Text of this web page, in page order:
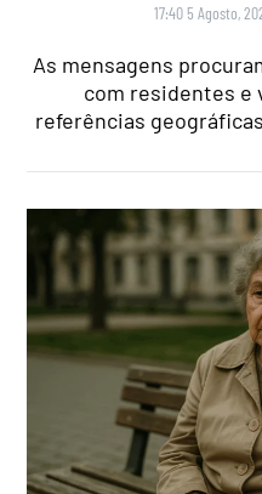
17:40 5 Agosto,
As mensagens
com residentes e
referências